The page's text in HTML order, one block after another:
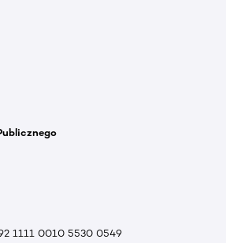
1111 0010 5530 0549